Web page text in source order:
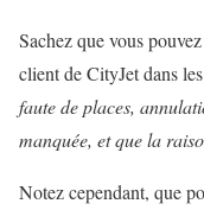
Sachez que vous
client de CityJet dans
faute de places,
manquée, et que la
Notez cependant, que